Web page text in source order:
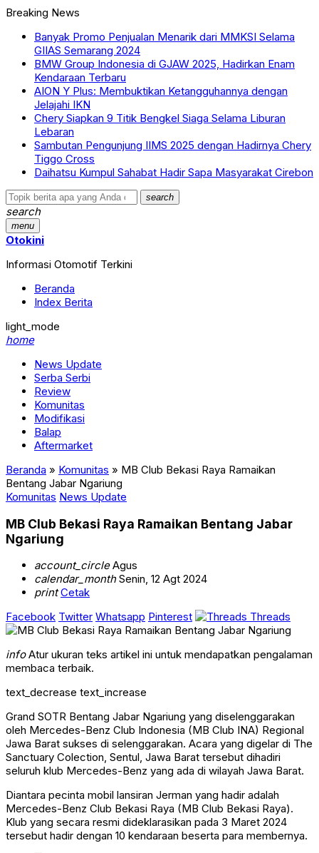
Breaking News
Banyak Promo Penjualan Menarik dari MMKSI Selama
GIIAS Semarang 2024
BMW Group Indonesia di GJAW 2025, Hadirkan Enam
Kendaraan Terbaru
AION Y Plus: Membuktikan Ketangguhannya dengan
Jelajahi IKN
Chery Siapkan 9 Titik Bengkel Siaga Selama Liburan
Lebaran
Sambutan Pengunjung IIMS 2025 dengan Hadirnya Chery
Tiggo Cross
Daihatsu Kumpul Sahabat Hadir Sapa Masyarakat Cirebon
search
search
menu
Otokini
Informasi Otomotif Terkini
Beranda
Index Berita
light_mode
home
News Update
Serba Serbi
Review
Komunitas
Modifikasi
Balap
Aftermarket
Beranda » Komunitas » MB Club Bekasi Raya Ramaikan
Bentang Jabar Ngariung
Komunitas News Update
MB Club Bekasi Raya Ramaikan Bentang Jabar
Ngariung
account_circleAgus
calendar_monthSenin, 12 Agt 2024
print Cetak
Facebook Twitter Whatsapp Pinterest Threads
infoAtur ukuran teks artikel ini untuk mendapatkan pengalaman
membaca terbaik.
text_decrease text_increase
Grand SOTR Bentang Jabar Ngariung yang diselenggarakan
oleh Mercedes-Benz Club Indonesia (MB Club INA) Regional
Jawa Barat sukses di selenggarakan. Acara yang digelar di The
Sanctuary Colection, Sentul, Jawa Barat tersebut dihadiri
seluruh klub Mercedes-Benz yang ada di wilayah Jawa Barat.
Diantara pecinta mobil lansiran Jerman yang hadir adalah
Mercedes-Benz Club Bekasi Raya (MB Club Bekasi Raya).
Klub yang secara resmi dideklarasikan pada 3 Maret 2024
tersebut hadir dengan 10 kendaraan beserta para membernya.